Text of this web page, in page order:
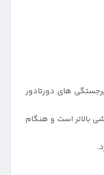
برجستگی های دورتادور
که 0.4 میلی متر از طرفین جلو و پشت گوشی بالاتر است و هنگام